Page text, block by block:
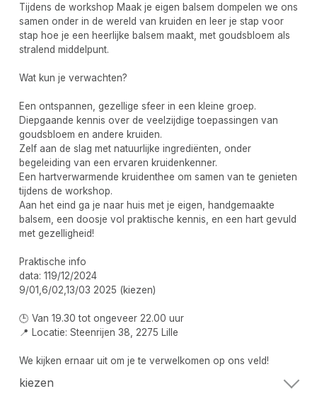
Tijdens de workshop Maak je eigen balsem dompelen we ons
samen onder in de wereld van kruiden en leer je stap voor
stap hoe je een heerlijke balsem maakt, met goudsbloem als
stralend middelpunt.
Wat kun je verwachten?
Een ontspannen, gezellige sfeer in een kleine groep.
Diepgaande kennis over de veelzijdige toepassingen van
goudsbloem en andere kruiden.
Zelf aan de slag met natuurlijke ingrediënten, onder
begeleiding van een ervaren kruidenkenner.
Een hartverwarmende kruidenthee om samen van te genieten
tijdens de workshop.
Aan het eind ga je naar huis met je eigen, handgemaakte
balsem, een doosje vol praktische kennis, en een hart gevuld
met gezelligheid!
Praktische info
data: 119/12/2024
9/01,6/02,13/03 2025 (kiezen)
🕒 Van 19.30 tot ongeveer 22.00 uur
📍 Locatie: Steenrijen 38, 2275 Lille
We kijken ernaar uit om je te verwelkomen op ons veld!
kiezen